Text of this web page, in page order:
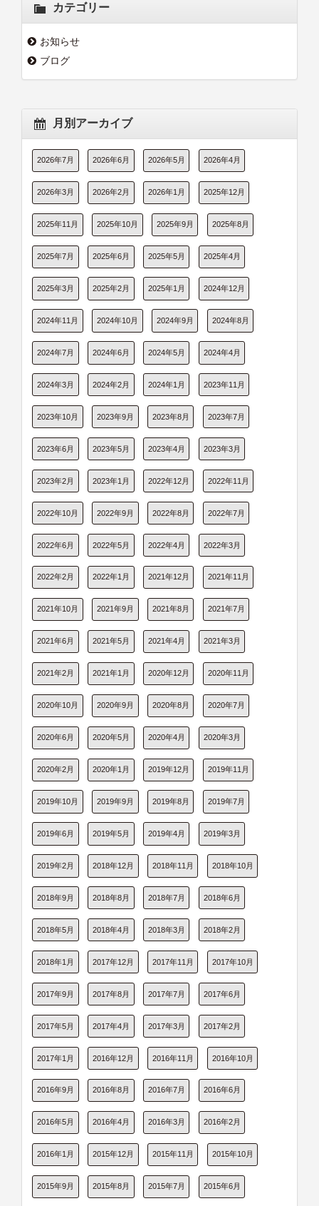
カテゴリー
お知らせ
ブログ
月別アーカイブ
2026年7月 2026年6月 2026年5月 2026年4月
2026年3月 2026年2月 2026年1月 2025年12月
2025年11月 2025年10月 2025年9月 2025年8月
2025年7月 2025年6月 2025年5月 2025年4月
2025年3月 2025年2月 2025年1月 2024年12月
2024年11月 2024年10月 2024年9月 2024年8月
2024年7月 2024年6月 2024年5月 2024年4月
2024年3月 2024年2月 2024年1月 2023年11月
2023年10月 2023年9月 2023年8月 2023年7月
2023年6月 2023年5月 2023年4月 2023年3月
2023年2月 2023年1月 2022年12月 2022年11月
2022年10月 2022年9月 2022年8月 2022年7月
2022年6月 2022年5月 2022年4月 2022年3月
2022年2月 2022年1月 2021年12月 2021年11月
2021年10月 2021年9月 2021年8月 2021年7月
2021年6月 2021年5月 2021年4月 2021年3月
2021年2月 2021年1月 2020年12月 2020年11月
2020年10月 2020年9月 2020年8月 2020年7月
2020年6月 2020年5月 2020年4月 2020年3月
2020年2月 2020年1月 2019年12月 2019年11月
2019年10月 2019年9月 2019年8月 2019年7月
2019年6月 2019年5月 2019年4月 2019年3月
2019年2月 2018年12月 2018年11月 2018年10月
2018年9月 2018年8月 2018年7月 2018年6月
2018年5月 2018年4月 2018年3月 2018年2月
2018年1月 2017年12月 2017年11月 2017年10月
2017年9月 2017年8月 2017年7月 2017年6月
2017年5月 2017年4月 2017年3月 2017年2月
2017年1月 2016年12月 2016年11月 2016年10月
2016年9月 2016年8月 2016年7月 2016年6月
2016年5月 2016年4月 2016年3月 2016年2月
2016年1月 2015年12月 2015年11月 2015年10月
2015年9月 2015年8月 2015年7月 2015年6月